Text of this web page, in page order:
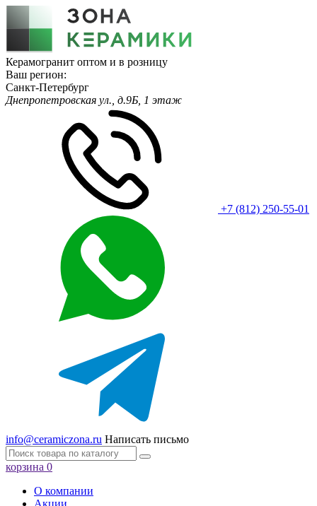
Керамогранит оптом и в розницу
Ваш регион:
Санкт-Петербург
Днепропетровская ул., д.9Б, 1 этаж
+7 (812) 250-55-01
info@ceramiczona.ru Написать письмо
корзина 0
О компании
Акции